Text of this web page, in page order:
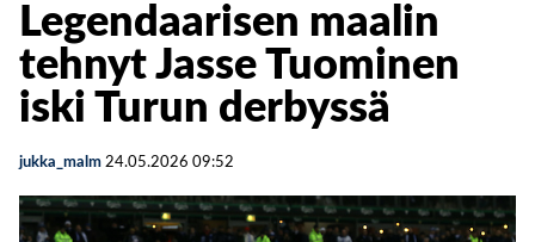
Legendaarisen maalin
tehnyt Jasse Tuominen
iski Turun derbyssä
jukka_malm 24.05.2026 09:52